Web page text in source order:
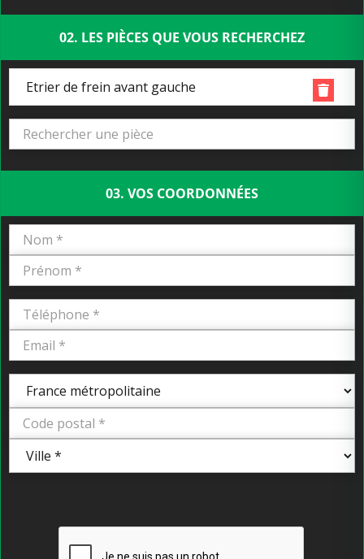
02. LES PIÈCES QUE VOUS RECHERCHEZ
Etrier de frein avant gauche
03. VOS COORDONNÉES